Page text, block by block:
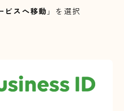
ビスへ移動 」を選択